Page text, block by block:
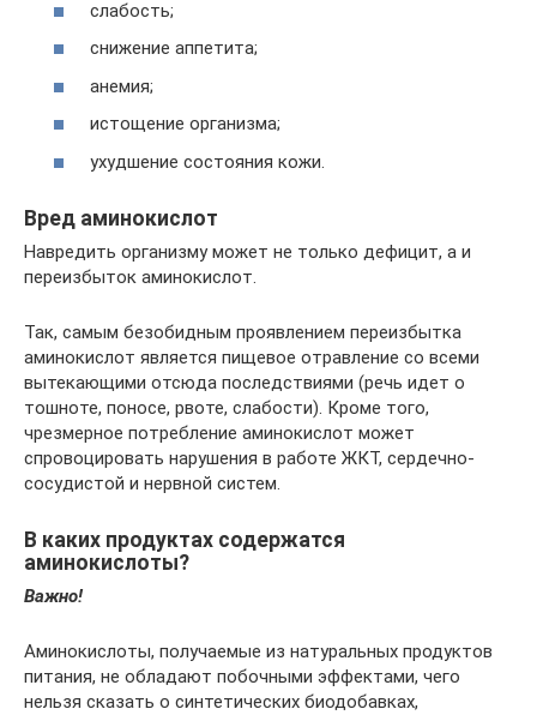
слабость;
снижение аппетита;
анемия;
истощение организма;
ухудшение состояния кожи.
Вред аминокислот
Навредить организму может не только дефицит, а и
переизбыток аминокислот.
Так, самым безобидным проявлением переизбытка
аминокислот является пищевое отравление со всеми
вытекающими отсюда последствиями (речь идет о
тошноте, поносе, рвоте, слабости). Кроме того,
чрезмерное потребление аминокислот может
спровоцировать нарушения в работе ЖКТ, сердечно-
сосудистой и нервной систем.
В каких продуктах содержатся
аминокислоты?
Важно!
Аминокислоты, получаемые из натуральных продуктов
питания, не обладают побочными эффектами, чего
нельзя сказать о синтетических биодобавках,